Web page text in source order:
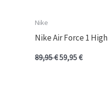
Nike
Nike Air Force 1 High
89,95€59,95€